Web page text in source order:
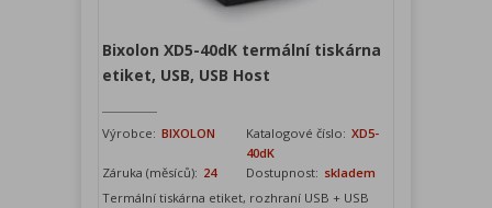
Bixolon XD5-40dK termální tiskárna
etiket, USB, USB Host
Výrobce: BIXOLON Katalogové číslo: XD5-
40dK
Záruka (měsíců): 24 Dostupnost: skladem
Termální tiskárna etiket, rozhraní USB + USB